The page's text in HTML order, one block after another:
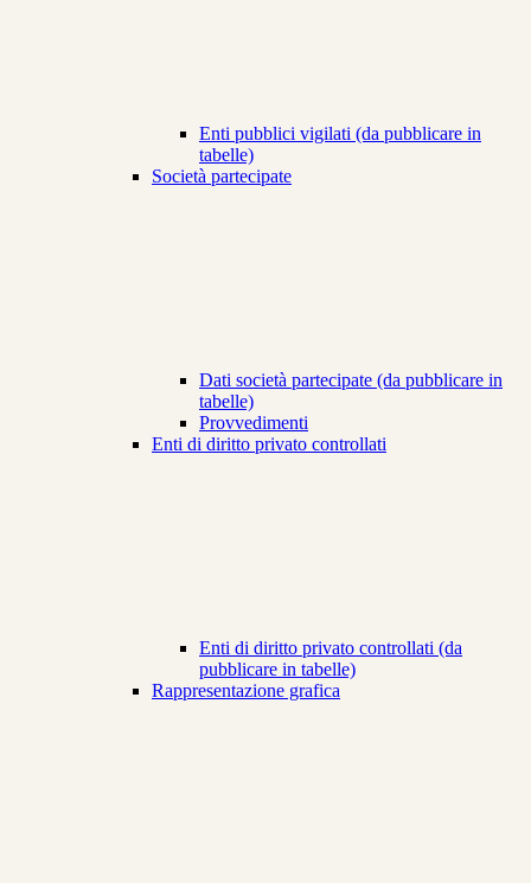
Enti pubblici vigilati (da pubblicare in
tabelle)
Società partecipate
Dati società partecipate (da pubblicare in
tabelle)
Provvedimenti
Enti di diritto privato controllati
Enti di diritto privato controllati (da
pubblicare in tabelle)
Rappresentazione grafica